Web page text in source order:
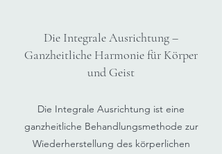
Die Integrale Ausrichtung –
Ganzheitliche Harmonie für Körper
und Geist
Die Integrale Ausrichtung ist eine
ganzheitliche Behandlungsmethode zur
Wiederherstellung des körperlichen